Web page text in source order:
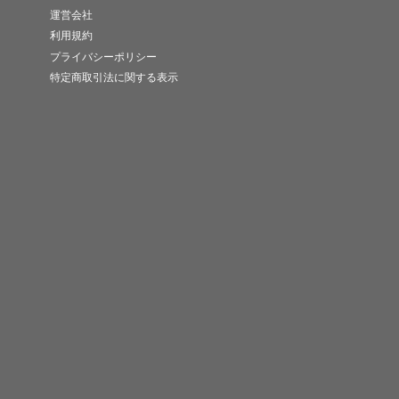
運営会社
利用規約
プライバシーポリシー
特定商取引法に関する表示